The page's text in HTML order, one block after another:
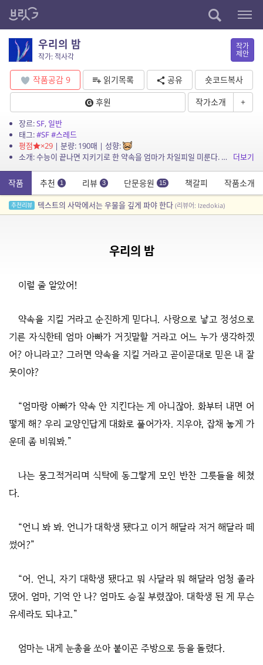
우리의 밤
작가: 적사각
작가
제안
작품공감 9 읽기목록 공유
숏코드복사
후원
작가소개 +
장르:SF, 일반
태그:#SF#스레드
평점
×29| 분량: 190매 | 성향:
소개: 수능이 끝나면 지키기로 한 약속을 엄마가 차일피일 미룬다. 더 이상 참을 순 없다.
더보기
작품 추천 1 리뷰 3 단문응원 15 책갈피 작품소개
추천리뷰 텍스트의 사막에서는 우물을 깊게 파야 한다 (리뷰어: Izedokia)
우리의 밤
이럴 줄 알았어!
약속을 지킬 거라고 순진하게 믿다니. 사랑으로 낳고 정성으로
기른 자식한테 엄마 아빠가 거짓말할 거라고 어느 누가 생각하겠
어? 아니라고? 그러면 약속을 지킬 거라고 곧이곧대로 믿은 내 잘
못이야?
“엄마랑 아빠가 약속 안 지킨다는 게 아니잖아. 화부터 내면 어
떻게 해? 우리 교양인답게 대화로 풀어가자. 지우야, 잡채 놓게 가
운데 좀 비워봐.”
나는 뭉그적거리며 식탁에 동그랗게 모인 반찬 그릇들을 헤쳤
다.
“언니 봐 봐. 언니가 대학생 됐다고 이거 해달라 저거 해달라 떼
썼어?”
“어. 언니, 자기 대학생 됐다고 뭐 사달라 뭐 해달라 엄청 졸라
댔어. 엄마, 기억 안 나? 엄마도 승질 부렸잖아. 대학생 된 게 무슨
유세라도 되냐고.”
엄마는 내게 눈총을 쏘아 붙이곤 주방으로 등을 돌렸다.